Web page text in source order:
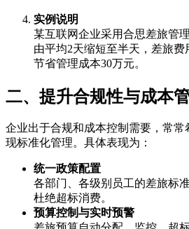
实例说明
某互联网企业采用合思差旅管
由平均2天缩短至半天，差旅费
节省管理成本30万元。
二、提升合规性与成本
企业出于合规和成本控制需要，常
现标准化管理。具体表现为：
统一政策配置
各部门、各级别员工的差旅标
杜绝超标消费。
预算控制与实时预警